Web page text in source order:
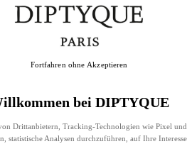
bei DIPTYQUE
Drittanbietern, Tracking-Technologien wie Pixel und
statistische Analysen durchzuführen, auf Ihre
Fortfahren ohne Akzeptieren